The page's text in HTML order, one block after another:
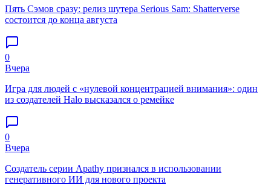
Пять Сэмов сразу: релиз шутера Serious Sam: Shatterverse
состоится до конца августа
0
Вчера
Игра для людей с «нулевой концентрацией внимания»: один
из создателей Halo высказался о ремейке
0
Вчера
Создатель серии Apathy признался в использовании
генеративного ИИ для нового проекта